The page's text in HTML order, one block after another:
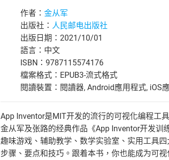
作者： 金从军
出版社： 人民邮电出版社
出版日期：2021/10/01
語言：中文
ISBN：9787115574176
檔案格式：EPUB3-流式格式
閱讀裝置：閱讀器, Android應用程式, iOS
App Inventor是MIT开发的流行的可视化编程工
金从军及张路的经典作品《App Inventor开发
趣味游戏、辅助教学、数学实验室、实用工具
步骤、要点和技巧。跟着本书，你也能成为可